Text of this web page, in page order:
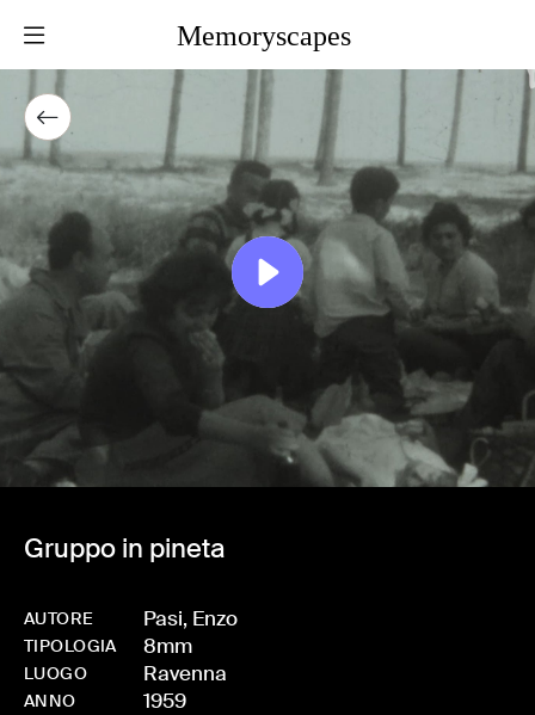
Memoryscapes
Gruppo in pineta
AUTORE Pasi, Enzo
TIPOLOGIA 8mm
LUOGO Ravenna
ANNO 1959